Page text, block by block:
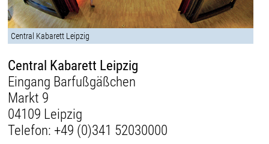
Central Kabarett Leipzig
Central Kabarett Leipzig
Eingang Barfußgäßchen
Markt 9
04109 Leipzig
Telefon: +49 (0)341 52030000